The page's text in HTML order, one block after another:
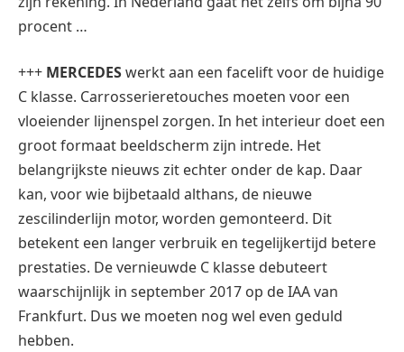
procent …
+++ MERCEDESwerkt aan een facelift voor de huidige
C klasse. Carrosserieretouches moeten voor een
vloeiender lijnenspel zorgen. In het interieur doet een
groot formaat beeldscherm zijn intrede. Het
belangrijkste nieuws zit echter onder de kap. Daar
kan, voor wie bijbetaald althans, de nieuwe
zescilinderlijn motor, worden gemonteerd. Dit
betekent een langer verbruik en tegelijkertijd betere
prestaties. De vernieuwde C klasse debuteert
waarschijnlijk in september 2017 op de IAA van
Frankfurt. Dus we moeten nog wel even geduld
hebben.